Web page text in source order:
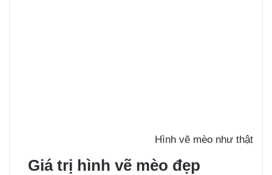
Hình vẽ mèo như thật
Giá trị hình vẽ mèo đẹp